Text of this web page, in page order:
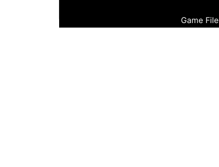
Game File